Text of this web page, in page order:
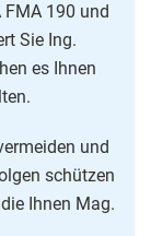
FMA 190 und
Sie Ing.
es Ihnen
und
schützen
Ihnen Mag.